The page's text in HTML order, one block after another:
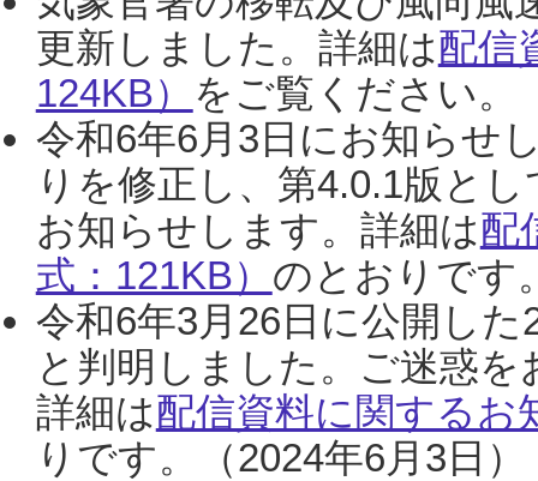
更新しました。詳細は配信
124KB） をご覧ください。
令和6年6月3日にお知らせ
りを修正し、第4.0.1版と
お知らせします。詳細は配
式：121KB） のとおりです
令和6年3月26日に公開し
と判明しました。ご迷惑
詳細は配信資料に関するお
りです。（2024年6月3日）